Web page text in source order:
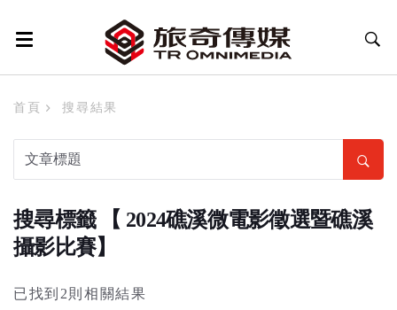
首頁 搜尋結果
搜尋標籤 【 2024礁溪微電影徵選暨礁溪
攝影比賽】
已找到2則相關結果